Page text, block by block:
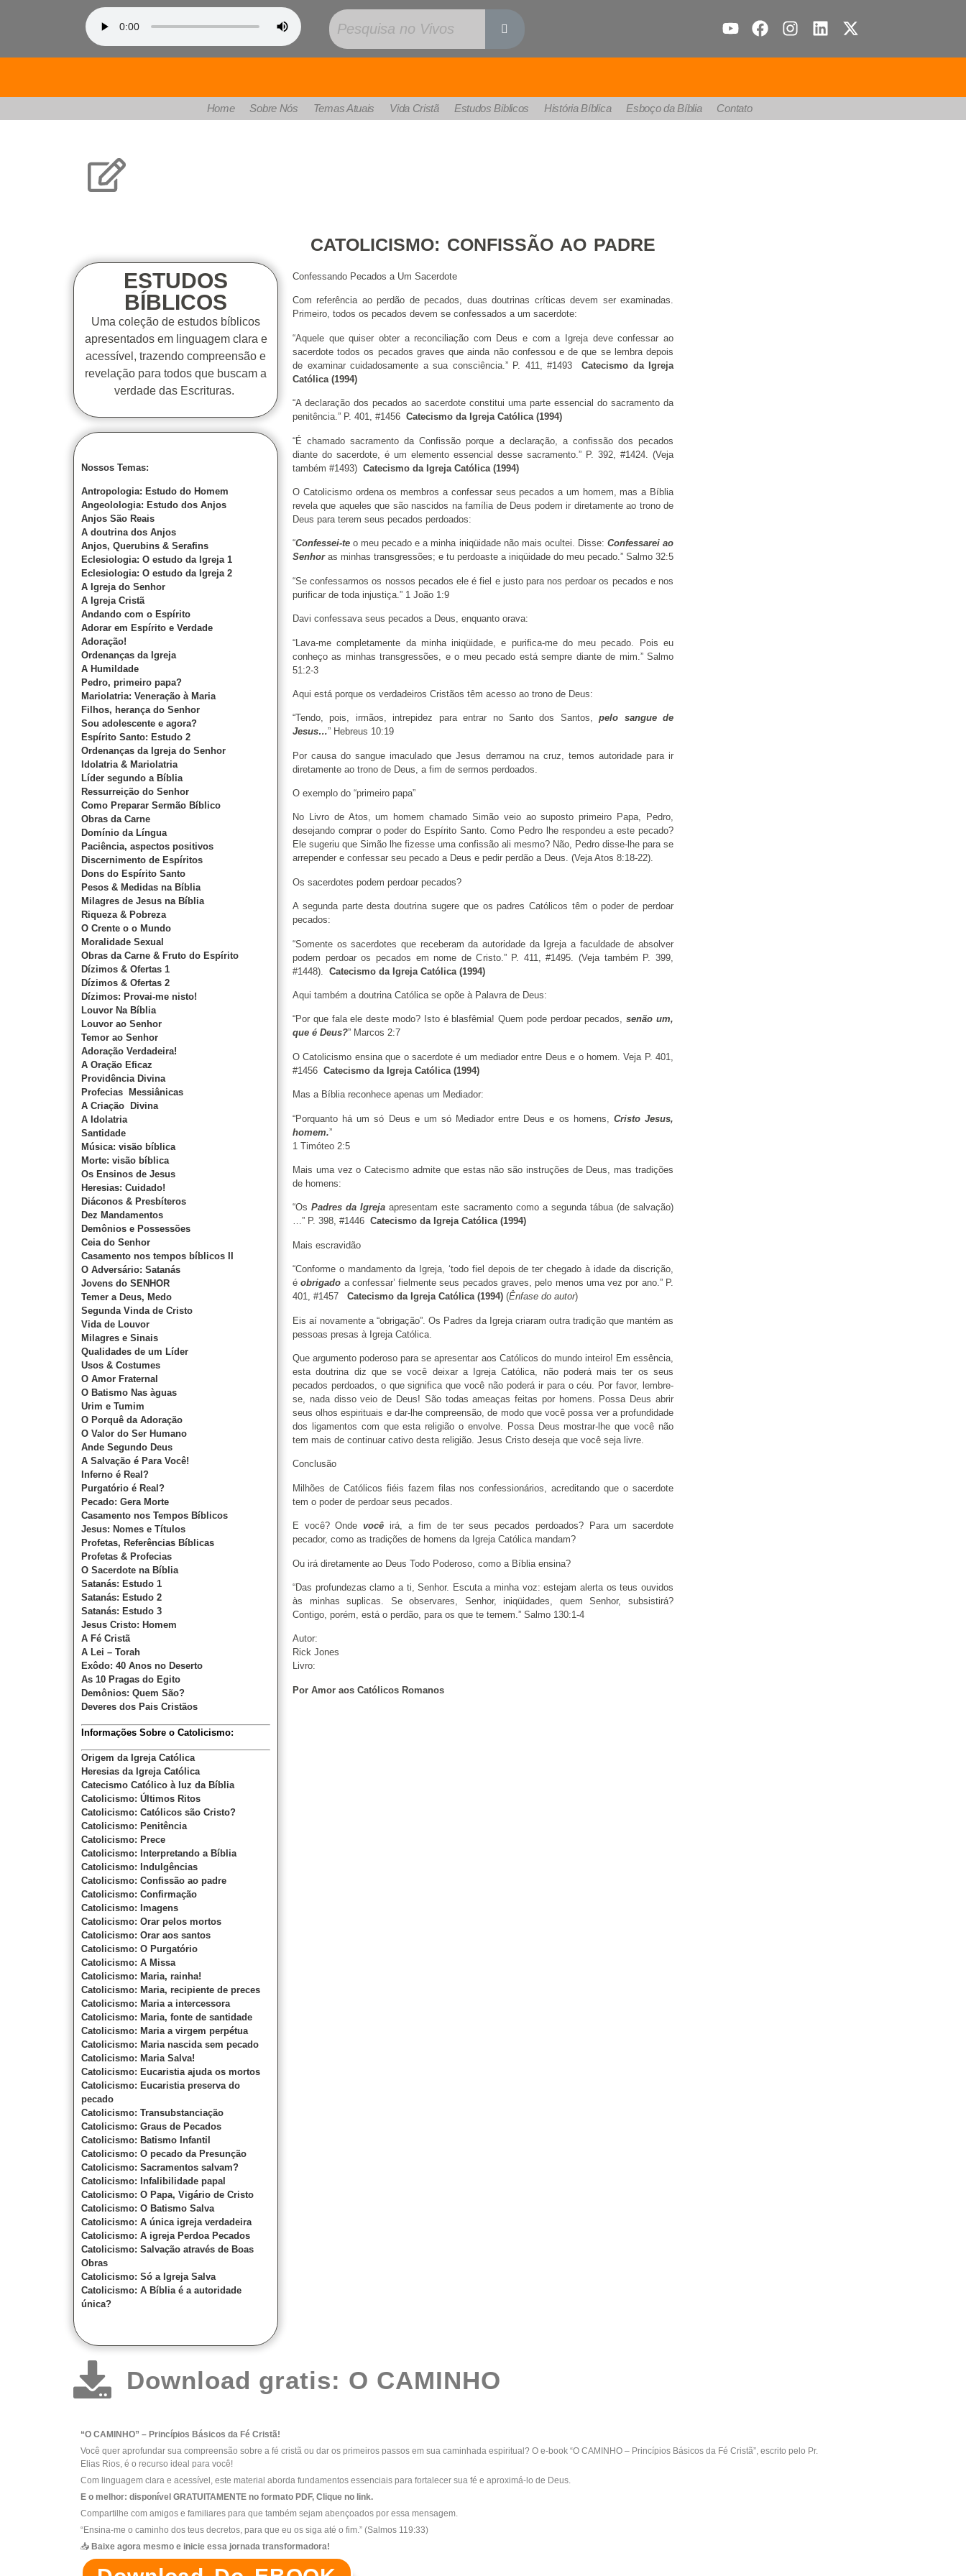
Home Sobre Nós Temas Atuais Vida Cristã Estudos Biblicos História Bíblica Esboço da Bíblia Contato
CATOLICISMO: CONFISSÃO AO PADRE
ESTUDOS
BÍBLICOS
Uma coleção de estudos bíblicos
apresentados em linguagem clara e
acessível, trazendo compreensão e
revelação para todos que buscam a
verdade das Escrituras.
Nossos Temas:
Antropologia: Estudo do Homem
Angeolologia: Estudo dos Anjos
Anjos São Reais
A doutrina dos Anjos
Anjos, Querubins & Serafins
Eclesiologia: O estudo da Igreja 1
Eclesiologia: O estudo da Igreja 2
A Igreja do Senhor
A Igreja Cristã
Andando com o Espírito
Adorar em Espírito e Verdade
Adoração!
Ordenanças da Igreja
A Humildade
Pedro, primeiro papa?
Mariolatria: Veneração à Maria
Filhos, herança do Senhor
Sou adolescente e agora?
Espírito Santo: Estudo 2
Ordenanças da Igreja do Senhor
Idolatria & Mariolatria
Líder segundo a Bíblia
Ressurreição do Senhor
Como Preparar Sermão Bíblico
Obras da Carne
Domínio da Língua
Paciência, aspectos positivos
Discernimento de Espíritos
Dons do Espírito Santo
Pesos & Medidas na Bíblia
Milagres de Jesus na Bíblia
Riqueza & Pobreza
O Crente o o Mundo
Moralidade Sexual
Obras da Carne & Fruto do Espírito
Dízimos & Ofertas 1
Dízimos & Ofertas 2
Dízimos: Provai-me nisto!
Louvor Na Bíblia
Louvor ao Senhor
Temor ao Senhor
Adoração Verdadeira!
A Oração Eficaz
Providência Divina
Profecias Messiânicas
A Criação Divina
A Idolatria
Santidade
Música: visão bíblica
Morte: visão bíblica
Os Ensinos de Jesus
Heresias: Cuidado!
Diáconos & Presbíteros
Dez Mandamentos
Demônios e Possessões
Ceia do Senhor
Casamento nos tempos bíblicos II
O Adversário: Satanás
Jovens do SENHOR
Temer a Deus, Medo
Segunda Vinda de Cristo
Vida de Louvor
Milagres e Sinais
Qualidades de um Líder
Usos & Costumes
O Amor Fraternal
O Batismo Nas àguas
Urim e Tumim
O Porquê da Adoração
O Valor do Ser Humano
Ande Segundo Deus
A Salvação é Para Você!
Inferno é Real?
Purgatório é Real?
Pecado: Gera Morte
Casamento nos Tempos Bíblicos
Jesus: Nomes e Títulos
Profetas, Referências Bíblicas
Profetas & Profecias
O Sacerdote na Bíblia
Satanás: Estudo 1
Satanás: Estudo 2
Satanás: Estudo 3
Jesus Cristo: Homem
A Fé Cristã
A Lei – Torah
Exôdo: 40 Anos no Deserto
As 10 Pragas do Egito
Demônios: Quem São?
Deveres dos Pais Cristãos
Informações Sobre o Catolicismo:
Origem da Igreja Católica
Heresias da Igreja Católica
Catecismo Católico à luz da Bíblia
Catolicismo: Últimos Ritos
Catolicismo: Católicos são Cristo?
Catolicismo: Penitência
Catolicismo: Prece
Catolicismo: Interpretando a Bíblia
Catolicismo: Indulgências
Catolicismo: Confissão ao padre
Catolicismo: Confirmação
Catolicismo: Imagens
Catolicismo: Orar pelos mortos
Catolicismo: Orar aos santos
Catolicismo: O Purgatório
Catolicismo: A Missa
Catolicismo: Maria, rainha!
Catolicismo: Maria, recipiente de preces
Catolicismo: Maria a intercessora
Catolicismo: Maria, fonte de santidade
Catolicismo: Maria a virgem perpétua
Catolicismo: Maria nascida sem pecado
Catolicismo: Maria Salva!
Catolicismo: Eucaristia ajuda os mortos
Catolicismo: Eucaristia preserva do
pecado
Catolicismo: Transubstanciação
Catolicismo: Graus de Pecados
Catolicismo: Batismo Infantil
Catolicismo: O pecado da Presunção
Catolicismo: Sacramentos salvam?
Catolicismo: Infalibilidade papal
Catolicismo: O Papa, Vigário de Cristo
Catolicismo: O Batismo Salva
Catolicismo: A única igreja verdadeira
Catolicismo: A igreja Perdoa Pecados
Catolicismo: Salvação através de Boas
Obras
Catolicismo: Só a Igreja Salva
Catolicismo: A Bíblia é a autoridade
única?
Confessando Pecados a Um Sacerdote
Com referência ao perdão de pecados, duas doutrinas críticas devem ser examinadas.
Primeiro, todos os pecados devem se confessados a um sacerdote:
“Aquele que quiser obter a reconciliação com Deus e com a Igreja deve confessar ao
sacerdote todos os pecados graves que ainda não confessou e de que se lembra depois
de examinar cuidadosamente a sua consciência.” P. 411, #1493 Catecismo da Igreja
Católica (1994)
“A declaração dos pecados ao sacerdote constitui uma parte essencial do sacramento da
penitência.” P. 401, #1456 Catecismo da Igreja Católica (1994)
“É chamado sacramento da Confissão porque a declaração, a confissão dos pecados
diante do sacerdote, é um elemento essencial desse sacramento.” P. 392, #1424. (Veja
também #1493) Catecismo da Igreja Católica (1994)
O Catolicismo ordena os membros a confessar seus pecados a um homem, mas a Bíblia
revela que aqueles que são nascidos na família de Deus podem ir diretamente ao trono de
Deus para terem seus pecados perdoados:
“Confessei-te o meu pecado e a minha iniqüidade não mais ocultei. Disse: Confessarei ao
Senhoras minhas transgressões; e tu perdoaste a iniqüidade do meu pecado.” Salmo 32:5
“Se confessarmos os nossos pecados ele é fiel e justo para nos perdoar os pecados e nos
purificar de toda injustiça.” 1 João 1:9
Davi confessava seus pecados a Deus, enquanto orava:
“Lava-me completamente da minha iniqüidade, e purifica-me do meu pecado. Pois eu
conheço as minhas transgressões, e o meu pecado está sempre diante de mim.” Salmo
51:2-3
Aqui está porque os verdadeiros Cristãos têm acesso ao trono de Deus:
“Tendo, pois, irmãos, intrepidez para entrar no Santo dos Santos,pelo sangue de
Jesus…” Hebreus 10:19
Por causa do sangue imaculado que Jesus derramou na cruz, temos autoridade para ir
diretamente ao trono de Deus, a fim de sermos perdoados.
O exemplo do “primeiro papa”
No Livro de Atos, um homem chamado Simão veio ao suposto primeiro Papa, Pedro,
desejando comprar o poder do Espírito Santo. Como Pedro lhe respondeu a este pecado?
Ele sugeriu que Simão lhe fizesse uma confissão ali mesmo? Não, Pedro disse-lhe para se
arrepender e confessar seu pecado a Deus e pedir perdão a Deus. (Veja Atos 8:18-22).
Os sacerdotes podem perdoar pecados?
A segunda parte desta doutrina sugere que os padres Católicos têm o poder de perdoar
pecados:
“Somente os sacerdotes que receberam da autoridade da Igreja a faculdade de absolver
podem perdoar os pecados em nome de Cristo.” P. 411, #1495. (Veja também P. 399,
#1448). Catecismo da Igreja Católica (1994)
Aqui também a doutrina Católica se opõe à Palavra de Deus:
“Por que fala ele deste modo? Isto é blasfêmia! Quem pode perdoar pecados,senão um,
que é Deus?” Marcos 2:7
O Catolicismo ensina que o sacerdote é um mediador entre Deus e o homem. Veja P. 401,
#1456 Catecismo da Igreja Católica (1994)
Mas a Bíblia reconhece apenas um Mediador:
“Porquanto há um só Deus e um só Mediador entre Deus e os homens, Cristo Jesus,
homem.”
1 Timóteo 2:5
Mais uma vez o Catecismo admite que estas não são instruções de Deus, mas tradições
de homens:
“OsPadres da Igreja apresentam este sacramento como a segunda tábua (de salvação)
…” P. 398, #1446 Catecismo da Igreja Católica (1994)
Mais escravidão
“Conforme o mandamento da Igreja, ‘todo fiel depois de ter chegado à idade da discrição,
éobrigado a confessar’ fielmente seus pecados graves, pelo menos uma vez por ano.” P.
401, #1457 Catecismo da Igreja Católica (1994) (Ênfase do autor)
Eis aí novamente a “obrigação”. Os Padres da Igreja criaram outra tradição que mantém as
pessoas presas à Igreja Católica.
Que argumento poderoso para se apresentar aos Católicos do mundo inteiro! Em essência,
esta doutrina diz que se você deixar a Igreja Católica, não poderá mais ter os seus
pecados perdoados, o que significa que você não poderá ir para o céu. Por favor, lembre-
se, nada disso veio de Deus! São todas ameaças feitas por homens. Possa Deus abrir
seus olhos espirituais e dar-lhe compreensão, de modo que você possa ver a profundidade
dos ligamentos com que esta religião o envolve. Possa Deus mostrar-lhe que você não
tem mais de continuar cativo desta religião. Jesus Cristo deseja que você seja livre.
Conclusão
Milhões de Católicos fiéis fazem filas nos confessionários, acreditando que o sacerdote
tem o poder de perdoar seus pecados.
E você? Ondevocê irá, a fim de ter seus pecados perdoados? Para um sacerdote
pecador, como as tradições de homens da Igreja Católica mandam?
Ou irá diretamente ao Deus Todo Poderoso, como a Bíblia ensina?
“Das profundezas clamo a ti, Senhor. Escuta a minha voz: estejam alerta os teus ouvidos
às minhas suplicas. Se observares, Senhor, iniqüidades, quem Senhor, subsistirá?
Contigo, porém, está o perdão, para os que te temem.” Salmo 130:1-4
Autor:
Rick Jones
Livro:
Por Amor aos Católicos Romanos
Download gratis: O CAMINHO
“O CAMINHO” – Princípios Básicos da Fé Cristã!
Você quer aprofundar sua compreensão sobre a fé cristã ou dar os primeiros passos em sua caminhada espiritual? O e-book “O CAMINHO – Princípios Básicos da Fé Cristã”, escrito pelo Pr.
Elias Rios, é o recurso ideal para você!
Com linguagem clara e acessível, este material aborda fundamentos essenciais para fortalecer sua fé e aproximá-lo de Deus.
E o melhor: disponível GRATUITAMENTE no formato PDF, Clique no link.
Compartilhe com amigos e familiares para que também sejam abençoados por essa mensagem.
“Ensina-me o caminho dos teus decretos, para que eu os siga até o fim.” (Salmos 119:33)
📥 Baixe agora mesmo e inicie essa jornada transformadora!